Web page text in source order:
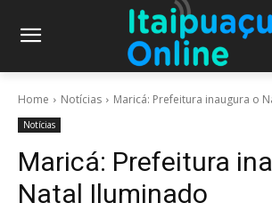
Home Notícias Maricá: Prefeitura inaugura o
Notícias
Maricá: Prefeitura
Natal Iluminado